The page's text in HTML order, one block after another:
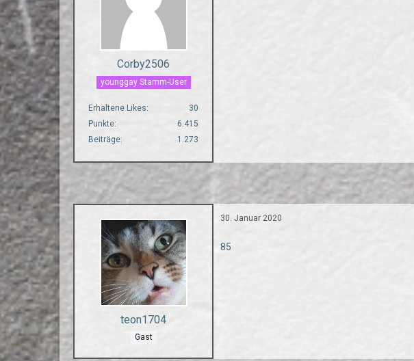
Corby2506
younggay Stamm-User
Erhaltene Likes
30
Punkte
6.415
Beiträge
1.273
teon1704
Gast
30. Januar 2020
85